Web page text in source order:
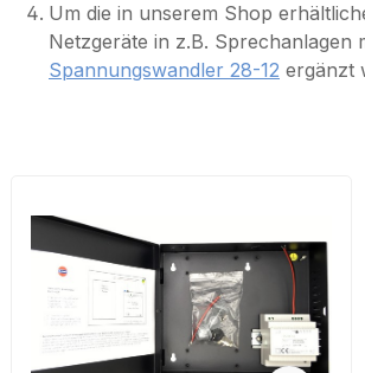
Um die in unserem Shop
Netzgeräte in z.B. Sprechanlagen
Spannungswandler 28-12 ergänzt